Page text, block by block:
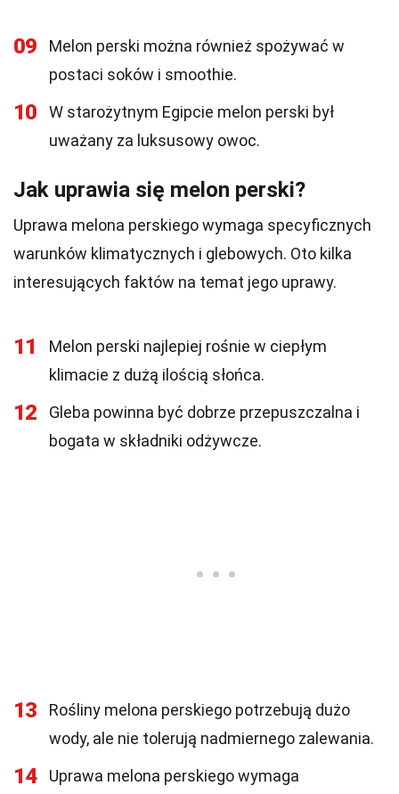
09
Melon perski można również spożywać w
postaci soków i smoothie.
10
W starożytnym Egipcie melon perski był
uważany za luksusowy owoc.
Jak uprawia się melon perski?
Uprawa melona perskiego wymaga specyficznych
warunków klimatycznych i glebowych. Oto kilka
interesujących faktów na temat jego uprawy.
11
Melon perski najlepiej rośnie w ciepłym
klimacie z dużą ilością słońca.
12
Gleba powinna być dobrze przepuszczalna i
bogata w składniki odżywcze.
13
Rośliny melona perskiego potrzebują dużo
wody, ale nie tolerują nadmiernego zalewania.
14
Uprawa melona perskiego wymaga